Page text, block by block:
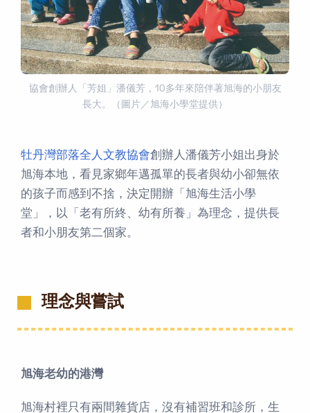
協會創辦人「芳姐」潘儀芳，10多年來陪伴著旭海的小朋友
長大。（圖片／旭海小學堂提供）
牡丹灣部落全人文教協會創辦人潘儀芳小姐出身於
旭海本地，看見家鄉年邁孤單的長者與幼小卻無依
的孩子而感到不捨，決定開辦「旭海生活小學
堂」，以「老有所終、幼有所養」為理念，提供長
者和小朋友第二個家。
理念與嘗試
旭海老幼的港灣
旭海村裡只有兩間雜貨店，沒有補習班和診所，生